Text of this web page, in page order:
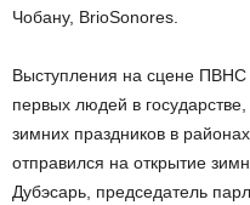
Чобану, BrioSonores.
Выступления на сцене
первых людей в
зимних праздников в
отправился на открытие
Дубэсарь, председатель